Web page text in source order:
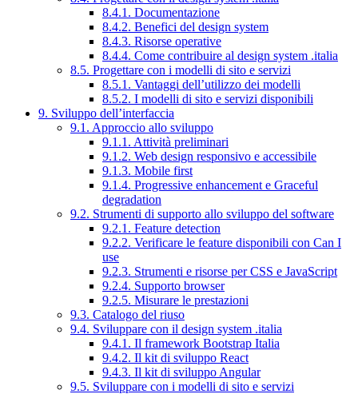
8.4.1. Documentazione
8.4.2. Benefici del design system
8.4.3. Risorse operative
8.4.4. Come contribuire al design system .italia
8.5. Progettare con i modelli di sito e servizi
8.5.1. Vantaggi dell’utilizzo dei modelli
8.5.2. I modelli di sito e servizi disponibili
9. Sviluppo dell’interfaccia
9.1. Approccio allo sviluppo
9.1.1. Attività preliminari
9.1.2. Web design responsivo e accessibile
9.1.3. Mobile first
9.1.4. Progressive enhancement e Graceful
degradation
9.2. Strumenti di supporto allo sviluppo del software
9.2.1. Feature detection
9.2.2. Verificare le feature disponibili con Can I
use
9.2.3. Strumenti e risorse per CSS e JavaScript
9.2.4. Supporto browser
9.2.5. Misurare le prestazioni
9.3. Catalogo del riuso
9.4. Sviluppare con il design system .italia
9.4.1. Il framework Bootstrap Italia
9.4.2. Il kit di sviluppo React
9.4.3. Il kit di sviluppo Angular
9.5. Sviluppare con i modelli di sito e servizi